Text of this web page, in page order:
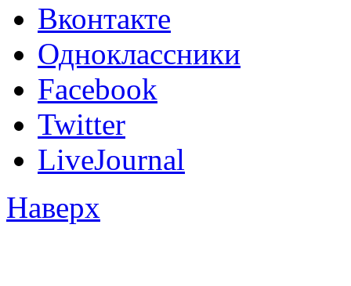
Вконтакте
Одноклассники
Facebook
Twitter
LiveJournal
Наверх